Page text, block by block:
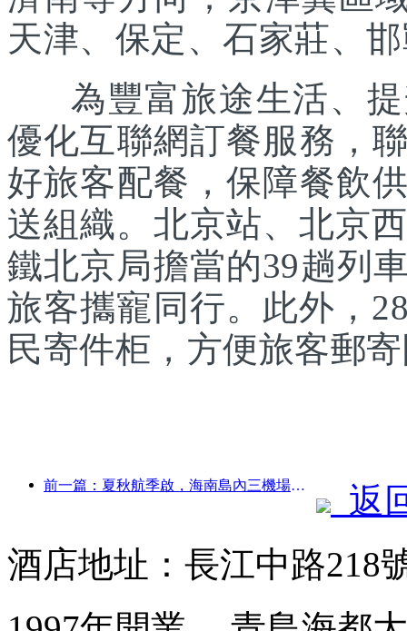
天津、保定、石家莊、
為豐富旅途生活、提
優化互聯網訂餐服務，
好旅客配餐，保障餐飲
送組織。北京站、北京
鐵北京局擔當的39趟列
旅客攜寵同行。此外，
民寄件柜，方便旅客郵
前一篇：夏秋航季啟，海南島內三機場新增41個通航點
返
酒店地址：長江中路218